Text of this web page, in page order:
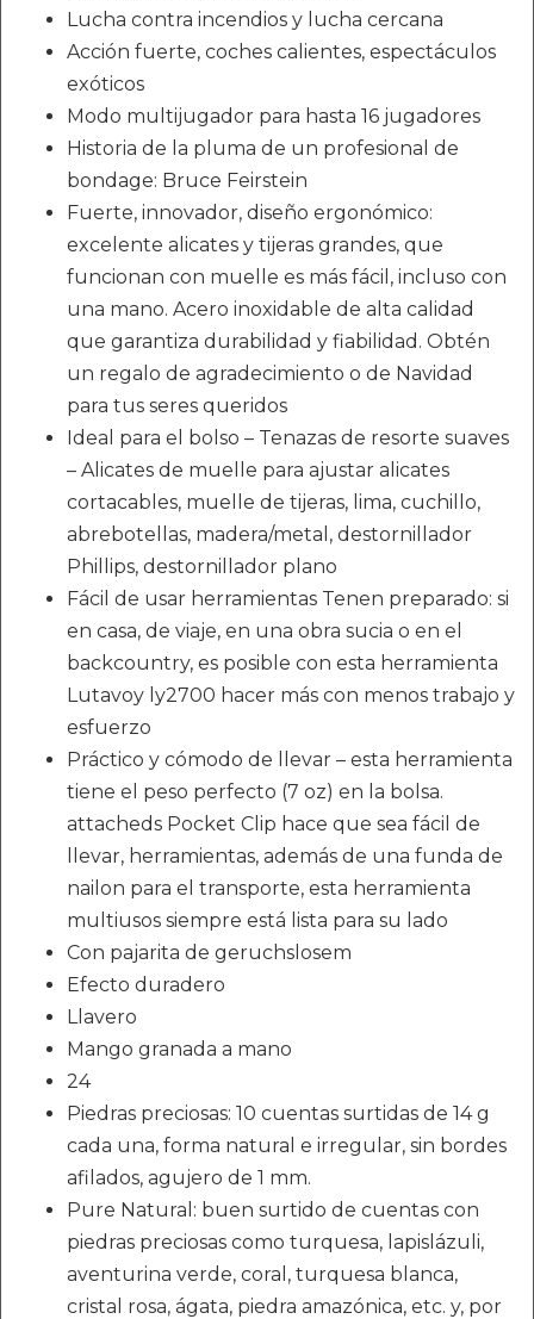
Lucha contra incendios y lucha cercana
Acción fuerte, coches calientes, espectáculos
exóticos
Modo multijugador para hasta 16 jugadores
Historia de la pluma de un profesional de
bondage: Bruce Feirstein
Fuerte, innovador, diseño ergonómico:
excelente alicates y tijeras grandes, que
funcionan con muelle es más fácil, incluso con
una mano. Acero inoxidable de alta calidad
que garantiza durabilidad y fiabilidad. Obtén
un regalo de agradecimiento o de Navidad
para tus seres queridos
Ideal para el bolso – Tenazas de resorte suaves
– Alicates de muelle para ajustar alicates
cortacables, muelle de tijeras, lima, cuchillo,
abrebotellas, madera/metal, destornillador
Phillips, destornillador plano
Fácil de usar herramientas Tenen preparado: si
en casa, de viaje, en una obra sucia o en el
backcountry, es posible con esta herramienta
Lutavoy ly2700 hacer más con menos trabajo y
esfuerzo
Práctico y cómodo de llevar – esta herramienta
tiene el peso perfecto (7 oz) en la bolsa.
attacheds Pocket Clip hace que sea fácil de
llevar, herramientas, además de una funda de
nailon para el transporte, esta herramienta
multiusos siempre está lista para su lado
Con pajarita de geruchslosem
Efecto duradero
Llavero
Mango granada a mano
24
Piedras preciosas: 10 cuentas surtidas de 14 g
cada una, forma natural e irregular, sin bordes
afilados, agujero de 1 mm.
Pure Natural: buen surtido de cuentas con
piedras preciosas como turquesa, lapislázuli,
aventurina verde, coral, turquesa blanca,
cristal rosa, ágata, piedra amazónica, etc. y, por